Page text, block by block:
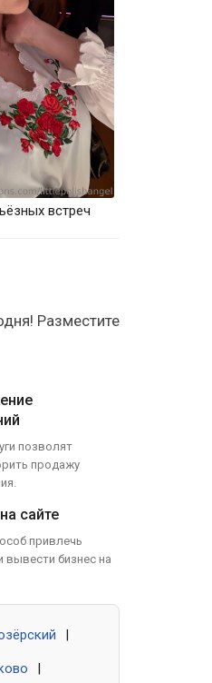
встреч
Разместите
позволят
продажу
сайте
привлечь
вывести бизнес на